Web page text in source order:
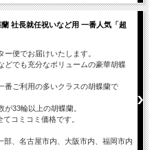
社長就任祝いなど用 一番人気「超
ー便でお届けいたします。
どでも充分なボリュームの豪華胡蝶
番ご利用の多いクラスの胡蝶蘭で
が33輪以上の胡蝶蘭。
コミコミ価格です。
、名古屋市内、大阪市内、福岡市内